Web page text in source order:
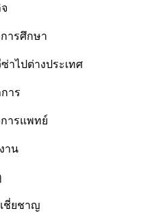
ารศึกษา
าไปต่างประเทศ
าร
ารแพทย์
าน
ชี่ยชาญ